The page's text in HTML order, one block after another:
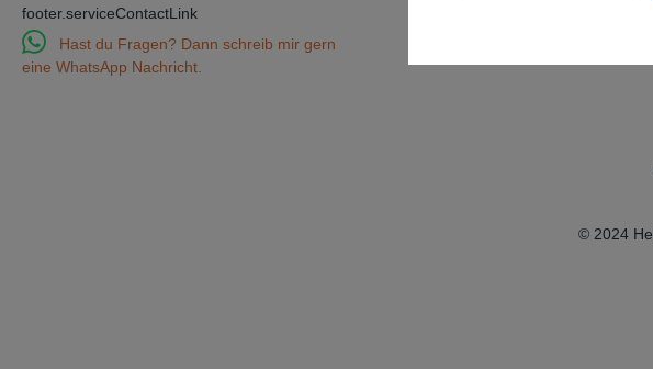
footer.serviceContactLink
Hast du Fragen? Dann schreib mir gern
eine WhatsApp Nachricht.
© 2024